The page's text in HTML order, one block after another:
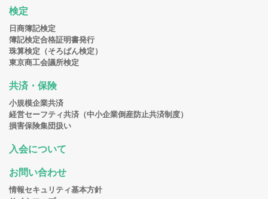
検定
日商簿記検定
簿記検定合格証明書発行
珠算検定（そろばん検定）
東京商工会議所検定
共済・保険
小規模企業共済
経営セーフティ共済（中小企業倒産防止共済制度）
損害保険集団扱い
入会について
お問い合わせ
情報セキュリティ基本方針